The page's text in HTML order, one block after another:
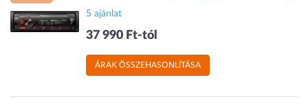
5 ajánlat
37 990 Ft-tól
ÁRAK ÖSSZEHASONLÍTÁSA